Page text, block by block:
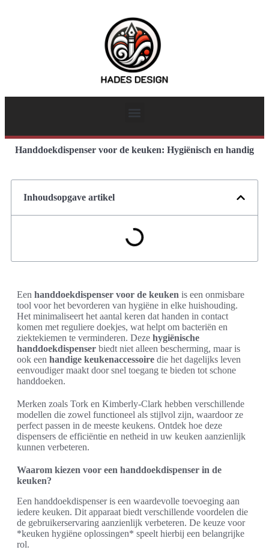
Handdoekdispenser voor de keuken: Hygiënisch en handig
Inhoudsopgave artikel
Een handdoekdispenser voor de keuken is een onmisbare
tool voor het bevorderen van hygiëne in elke huishouding.
Het minimaliseert het aantal keren dat handen in contact
komen met reguliere doekjes, wat helpt om bacteriën en
ziektekiemen te verminderen. Deze hygiënische
handdoekdispenser biedt niet alleen bescherming, maar is
ook een handige keukenaccessoire die het dagelijks leven
eenvoudiger maakt door snel toegang te bieden tot schone
handdoeken.
Merken zoals Tork en Kimberly-Clark hebben verschillende
modellen die zowel functioneel als stijlvol zijn, waardoor ze
perfect passen in de meeste keukens. Ontdek hoe deze
dispensers de efficiëntie en netheid in uw keuken aanzienlijk
kunnen verbeteren.
Waarom kiezen voor een handdoekdispenser in de
keuken?
Een handdoekdispenser is een waardevolle toevoeging aan
iedere keuken. Dit apparaat biedt verschillende voordelen die
de gebruikerservaring aanzienlijk verbeteren. De keuze voor
*keuken hygiëne oplossingen* speelt hierbij een belangrijke
rol.